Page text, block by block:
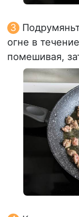
огне в
помешивая,